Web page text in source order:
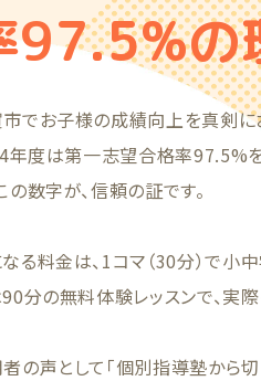
97.5%の
でお子様の成績向上を真剣に
年度は第一志望合格率97.5%
の数字が、信頼の証です。
る料金は、1コマ（30分）で小
分の無料体験レッスンで、実
の声として「個別指導塾から切